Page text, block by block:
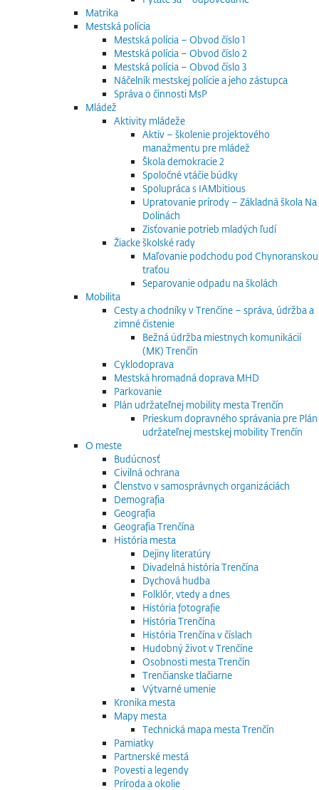
Matrika
Mestská polícia
Mestská polícia – Obvod číslo 1
Mestská polícia – Obvod číslo 2
Mestská polícia – Obvod číslo 3
Náčelník mestskej polície a jeho zástupca
Správa o činnosti MsP
Mládež
Aktivity mládeže
Aktiv – školenie projektového
manažmentu pre mládež
Škola demokracie 2
Spoločné vtáčie búdky
Spolupráca s IAMbitious
Upratovanie prírody – Základná škola Na
Dolinách
Zisťovanie potrieb mladých ľudí
Žiacke školské rady
Maľovanie podchodu pod Chynoranskou
traťou
Separovanie odpadu na školách
Mobilita
Cesty a chodníky v Trenčíne – správa, údržba a
zimné čistenie
Bežná údržba miestnych komunikácií
(MK) Trenčín
Cyklodoprava
Mestská hromadná doprava MHD
Parkovanie
Plán udržateľnej mobility mesta Trenčín
Prieskum dopravného správania pre Plán
udržateľnej mestskej mobility Trenčín
O meste
Budúcnosť
Civilná ochrana
Členstvo v samosprávnych organizáciách
Demografia
Geografia
Geografia Trenčína
História mesta
Dejiny literatúry
Divadelná história Trenčína
Dychová hudba
Folklór, vtedy a dnes
História fotografie
História Trenčína
História Trenčína v číslach
Hudobný život v Trenčíne
Osobnosti mesta Trenčín
Trenčianske tlačiarne
Výtvarné umenie
Kronika mesta
Mapy mesta
Technická mapa mesta Trenčín
Pamiatky
Partnerské mestá
Povesti a legendy
Príroda a okolie